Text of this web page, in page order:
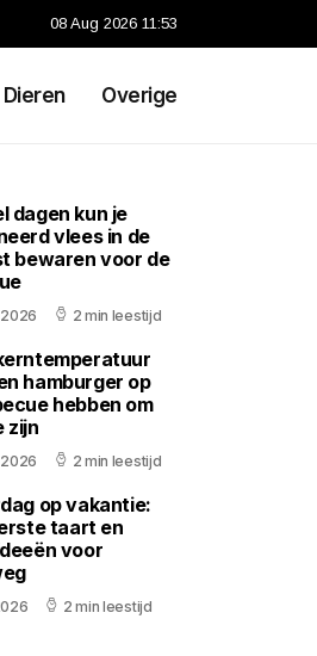
08 Aug 2026 11:53
Dieren Overige
dagen kun je
vlees in de
bewaren voor de
2 min leestijd
hamburger op
hebben om
zijn
2 min leestijd
op vakantie:
taart en
voor
2 min leestijd